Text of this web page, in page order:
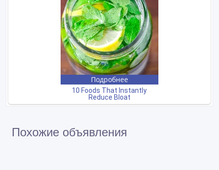
Похожие объявления